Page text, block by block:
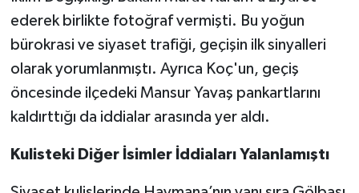
ederek birlikte fotoğraf vermişti. Bu yoğun
bürokrasi ve siyaset trafiği, geçişin ilk sinyalleri
olarak yorumlanmıştı. Ayrıca Koç'un, geçiş
öncesinde ilçedeki Mansur Yavaş pankartlarını
kaldırttığı da iddialar arasında yer aldı.
Kulisteki Diğer İsimler İddiaları Yalanlamıştı